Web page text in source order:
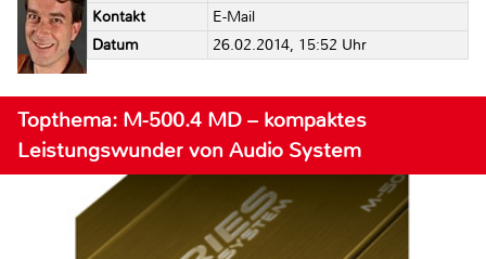
Kontakt
E-Mail
Datum
26.02.2014, 15:52 Uhr
Topthema: M-500.4 MD – kompaktes
Leistungswunder von Audio System